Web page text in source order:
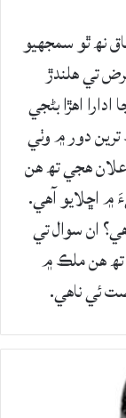
نھ ٿو سمجھيو
تي ھلندڙ
اھڙا بڻجي
دور ۾ وٺي
ھجي تھ ھن
اڇلايو آھي.
ان سوال تي
ھن ملڪ ۾
ئي ناھي.